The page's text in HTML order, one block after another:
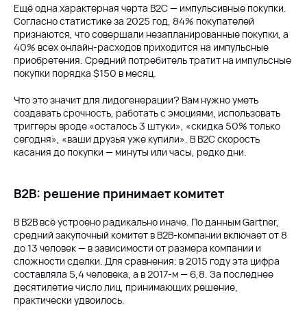
Ещё одна характерная черта B2C — импульсивные покупки.
Согласно статистике за 2025 год, 84% покупателей
признаются, что совершали незапланированные покупки, а
40% всех онлайн-расходов приходится на импульсные
приобретения. Средний потребитель тратит на импульсные
покупки порядка $150 в месяц.
Что это значит для лидогенерации? Вам нужно уметь
создавать срочность, работать с эмоциями, использовать
триггеры вроде «осталось 3 штуки», «скидка 50% только
сегодня», «ваши друзья уже купили». В B2C скорость
касания до покупки — минуты или часы, редко дни.
B2B: решение принимает комитет
В B2B всё устроено радикально иначе. По данным Gartner,
средний закупочный комитет в B2B-компании включает от 8
до 13 человек — в зависимости от размера компании и
сложности сделки. Для сравнения: в 2015 году эта цифра
составляла 5,4 человека, а в 2017-м — 6,8. За последнее
десятилетие число лиц, принимающих решение,
практически удвоилось.